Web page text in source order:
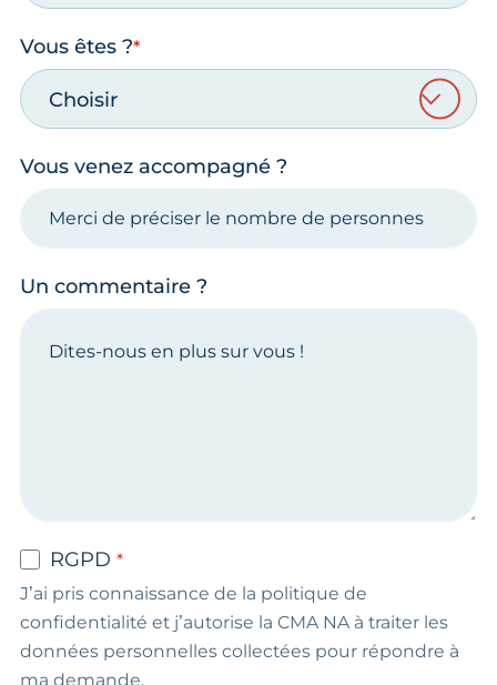
Vous êtes ?
Choisir
Vous venez accompagné ?
Un commentaire ?
RGPD
J’ai pris connaissance de la politique de
confidentialité et j’autorise la CMA NA à traiter les
données personnelles collectées pour répondre à
ma demande.